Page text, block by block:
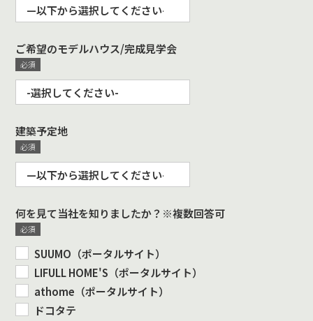
ご希望のモデルハウス/完成見学会
建築予定地
何を見て当社を知りましたか？※複数回答可
SUUMO（ポータルサイト）
LIFULL HOME'S（ポータルサイト）
athome（ポータルサイト）
ドコタテ